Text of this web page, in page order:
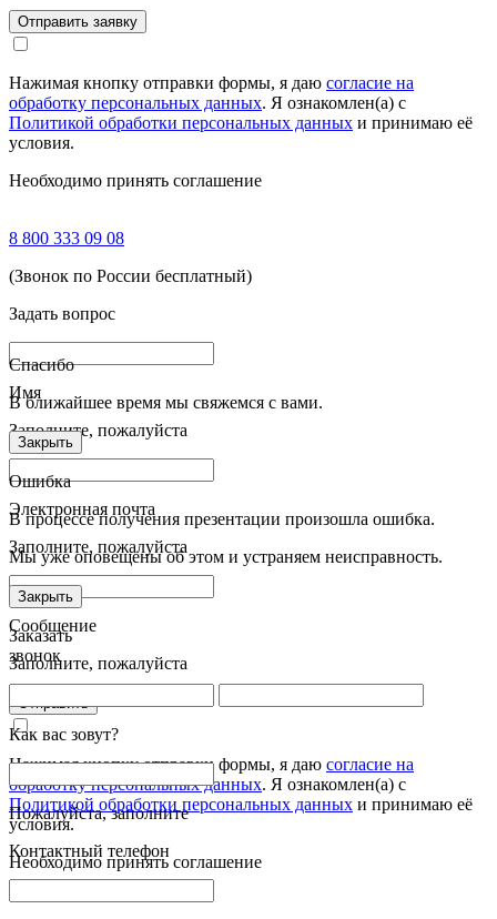
Отправить заявку
Нажимая кнопку отправки формы, я даю согласие на
обработку персональных данных. Я ознакомлен(а) с
Политикой обработки персональных данных и принимаю её
условия.
Необходимо принять соглашение
8 800 333 09 08
(Звонок по России бесплатный)
Задать вопрос
Имя
Заполните, пожалуйста
Электронная почта
Заполните, пожалуйста
Сообщение
Заполните, пожалуйста
Отправить
Нажимая кнопку отправки формы, я даю согласие на
обработку персональных данных. Я ознакомлен(а) с
Политикой обработки персональных данных и принимаю её
условия.
Необходимо принять соглашение
Спасибо
В ближайшее время мы свяжемся с вами.
Закрыть
Ошибка
В процессе получения презентации произошла ошибка.
Мы уже оповещены об этом и устраняем неисправность.
Закрыть
Заказать
звонок
Как вас зовут?
Пожалуйста, заполните
Контактный телефон